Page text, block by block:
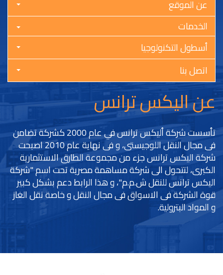
عن الموقع
الخدمات
أسطول التكنولوجيا
اتصل بنا
عن اليكس ترانس
تأسست شركة أليكس ترانس في عام 2000 كشركة تضامن
فى مجال النقل اللوجيستى، و فى نهاية عام 2010 اصبحت
شركة اليكس ترانس جزء من مجموعة الطارق الاستثمارية
الكبرى، لتتحول الى شركة مساهمة مصرية تحت اسم "شركة
اليكس ترانس للنقل ش.م.م"، و هذا الرابط دعم بشكل كبير
قوة الشركة فى الاسواق فى مجال النقل و خاصة نقل الغاز
و المواد البترولية.